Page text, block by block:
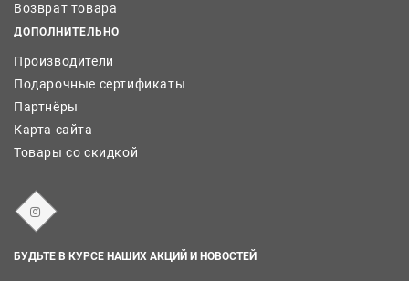
Возврат товара
ДОПОЛНИТЕЛЬНО
Производители
Подарочные сертификаты
Партнёры
Карта сайта
Товары со скидкой
БУДЬТЕ В КУРСЕ НАШИХ АКЦИЙ И НОВОСТЕЙ